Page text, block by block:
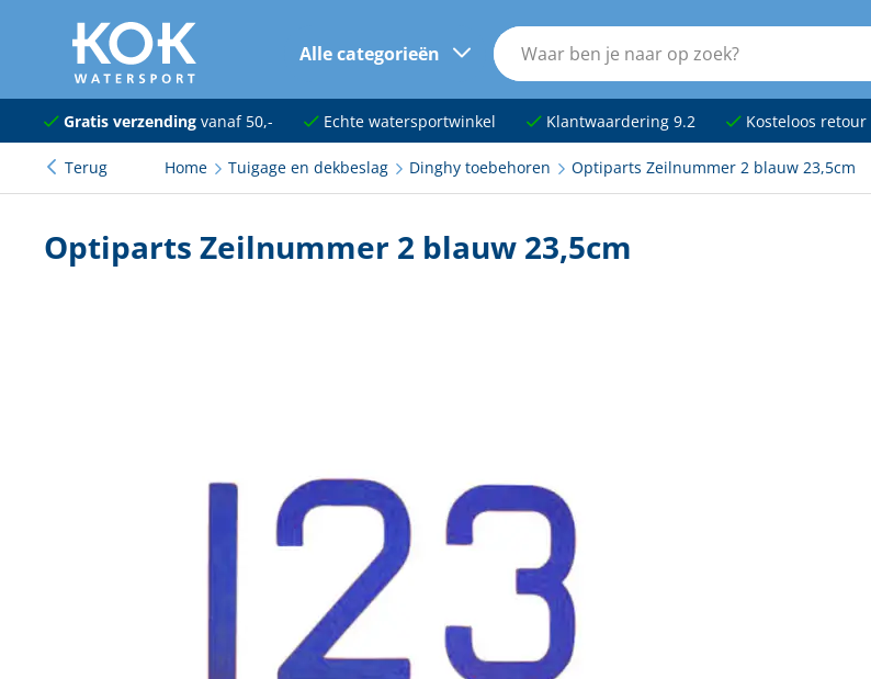
naar hoofdinhoud
Alle categorieën
Navigatie
Dekuitrusting
Onderhoud en verf
Techniek en motor
Boten, toebehoren en fun
Gratis verzendingvanaf 50,- Echte watersportwinkel Klantwaardering 9.2 Kosteloos retour
Terug Home Tuigage en dekbeslag Dinghy toebehoren Optiparts Zeilnummer 2 blauw 23,5cm
Optiparts Zeilnummer 2 blauw 23,5cm